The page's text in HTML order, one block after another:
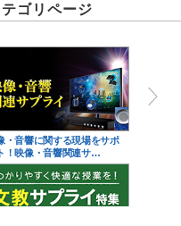
ゴリページ
・音響に関する現場をサポ
！映像・音響関連サ…